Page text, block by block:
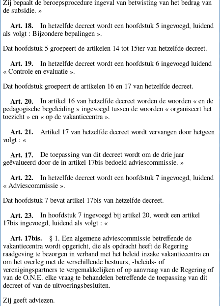
Zij bepaalt de beroepsprocedure ingeval van betwisting van het bedrag van
de subsidie. »
Art. 18.
In hetzelfde decreet wordt een hoofdstuk 5 ingevoegd, luidend
als volgt : Bijzondere bepalingen ».
Dat hoofdstuk 5 groepeert de artikelen 14 tot 15ter van hetzelfde decreet.
Art. 19.
In hetzelfde decreet wordt een hoofdstuk 6 ingevoegd luidend
« Controle en evaluatie ».
Dat hoofdstuk groepeert de artikelen 16 en 17 van hetzelfde decreet.
Art. 20.
In artikel 16 van hetzelfde decreet worden de woorden « en de
pedagogische begeleiding » ingevoegd tussen de woorden « organiseert het
toezicht » en « op de vakantiecentra ».
Art. 21.
Artikel 17 van hetzelfde decreet wordt vervangen door hetgeen
volgt : «
Art. 17.
De toepassing van dit decreet wordt om de drie jaar
geëvalueerd door de in artikel 17bis bedoeld adviescommissie. »
Art. 22.
In hetzelfde decreet wordt een hoofdstuk 7 ingevoegd, luidend
« Adviescommissie ».
Dat hoofdstuk 7 bevat artikel 17bis van hetzelfde decreet.
Art. 23.
In hoofdstuk 7 ingevoegd bij artikel 20, wordt een artikel
17bis ingevoegd, luidend als volgt : «
Art. 17bis.
§ 1. Een algemene adviescommissie betreffende de
vakantiecentra wordt opgericht, die als opdracht heeft de Regering
raadgeving te bezorgen in verband met het beleid inzake vakantiecentra en
om het overleg met de verschillende bestuurs, -beleids- of
verenigingspartners te vergemakkelijken of op aanvraag van de Regering of
van de O.N.E. elke vraag te behandelen betreffende de toepassing van dit
decreet of van de uitvoeringsbesluiten.
Zij geeft adviezen.